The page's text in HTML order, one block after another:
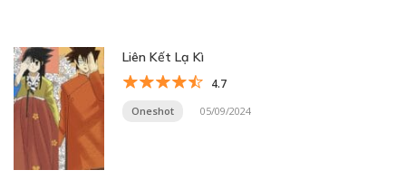
Liên Kết Lạ Kì
4.7
Oneshot 05/09/2024